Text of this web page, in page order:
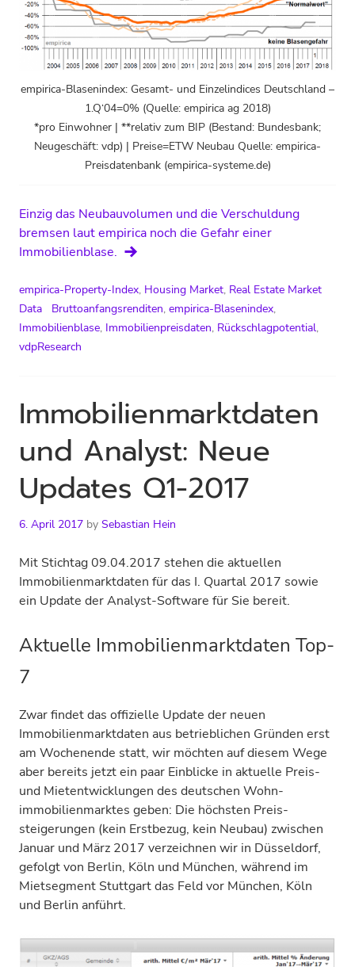
empirica-Blasenindex: Gesamt- und Einzelindices Deutschland –
1.Q‘04=0% (Quelle: empirica ag 2018)
*pro Einwohner | **relativ zum BIP (Bestand: Bundesbank;
Neugeschäft: vdp) | Preise=ETW Neubau Quelle: empirica-
Preisdatenbank (empirica-systeme.de)
Einzig das Neubauvolumen und die Verschuldung
bremsen laut empirica noch die Gefahr einer
Immobilienblase.
empirica-Property-Index, Housing Market, Real Estate Market
Data
Bruttoanfangsrenditen, empirica-Blasenindex,
Immobilienblase, Immobilienpreisdaten, Rückschlagpotential,
vdpResearch
Immobilienmarktdaten
und Analyst: Neue
Updates Q1-2017
6. April 2017 by Sebastian Hein
Mit Stichtag 09.04.2017 stehen die aktuellen
Immobilien­­marktdaten für das I. Quartal 2017 sowie
ein Update der Analyst-Software für Sie bereit.
Aktuelle Immobilienmarktdaten Top-
7
Zwar findet das offizielle Update der neuen
Immobilienmarktdaten aus betrieblichen Gründen erst
am Wochenende statt, wir möchten auf diesem Wege
aber bereits jetzt ein paar Einblicke in aktuelle Preis-
und Miet­entwicklungen des deutschen Wohn­
immobilien­marktes geben: Die höchsten Preis­
steigerungen (kein Erstbezug, kein Neubau) zwischen
Januar und März 2017 verzeichnen wir in Düsseldorf,
gefolgt von Berlin, Köln und München, während im
Mietsegment Stuttgart das Feld vor München, Köln
und Berlin anführt.